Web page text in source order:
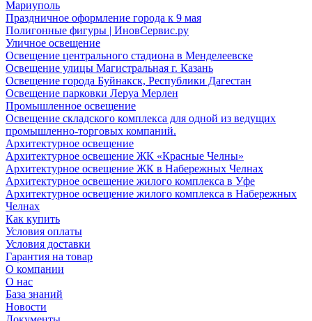
Мариуполь
Праздничное оформление города к 9 мая
Полигонные фигуры | ИновСервис.ру
Уличное освещение
Освещение центрального стадиона в Менделеевске
Освещение улицы Магистральная г. Казань
Освещение города Буйнакск, Республики Дагестан
Освещение парковки Леруа Мерлен
Промышленное освещение
Освещение складского комплекса для одной из ведущих
промышленно-торговых компаний.
Архитектурное освещение
Архитектурное освещение ЖК «Красные Челны»
Архитектурное освещение ЖК в Набережных Челнах
Архитектурное освещение жилого комплекса в Уфе
Архитектурное освещение жилого комплекса в Набережных
Челнах
Как купить
Условия оплаты
Условия доставки
Гарантия на товар
О компании
О нас
База знаний
Новости